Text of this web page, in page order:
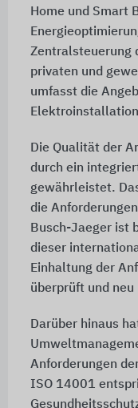
Home und Smart
Zentralsteuerung
privaten und
umfasst die
Die Qualität der
durch ein
gewährleistet.
die
Busch-Jaeger ist
dieser
Einhaltung der
überprüft und
Darüber hinaus
Anforderungen
ISO 14001